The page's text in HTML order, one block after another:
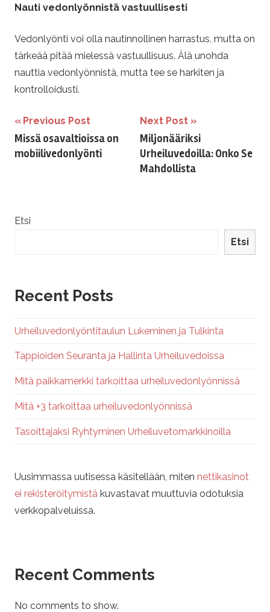
Nauti vedonlyönnistä vastuullisesti
Vedonlyönti voi olla nautinnollinen harrastus, mutta on
tärkeää pitää mielessä vastuullisuus. Älä unohda
nauttia vedonlyönnistä, mutta tee se harkiten ja
kontrolloidusti.
Artikkelien
selaus
Previous Post
Missä osavaltioissa on
mobiilivedonlyönti
Next Post
Miljonääriksi
Urheiluvedoilla: Onko Se
Mahdollista
Etsi
Etsi
Recent Posts
Urheiluvedonlyöntitaulun Lukeminen ja Tulkinta
Tappioiden Seuranta ja Hallinta Urheiluvedoissa
Mitä paikkamerkki tarkoittaa urheiluvedonlyönnissä
Mitä +3 tarkoittaa urheiluvedonlyönnissä
Tasoittajaksi Ryhtyminen Urheiluvetomarkkinoilla
Uusimmassa uutisessa käsitellään, miten nettikasinot
ei rekisteröitymistä kuvastavat muuttuvia odotuksia
verkkopalveluissa.
Recent Comments
No comments to show.